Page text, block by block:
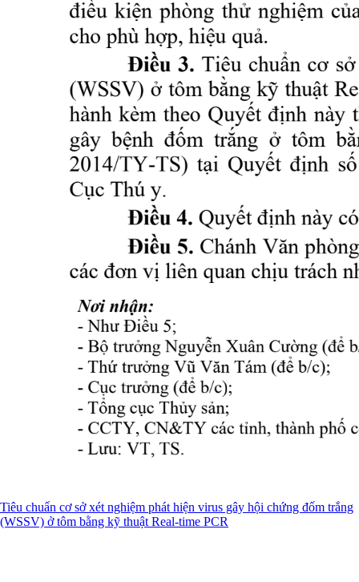
Tiêu chuẩn cơ sở xét nghiệm phát hiện virus gây hội chứng đốm trắng
(WSSV) ở tôm bằng kỹ thuật Real-time PCR